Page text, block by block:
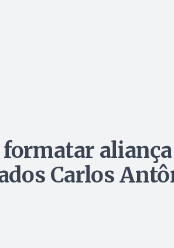
Carlos